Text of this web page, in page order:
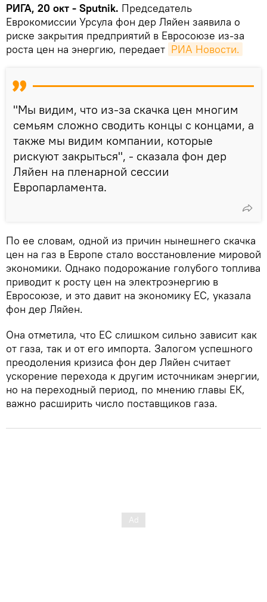
РИГА, 20 окт - Sputnik. Председатель
Еврокомиссии Урсула фон дер Ляйен заявила о
риске закрытия предприятий в Евросоюзе из-за
роста цен на энергию, передает РИА Новости.
"Мы видим, что из-за скачка цен многим
семьям сложно сводить концы с концами, а
также мы видим компании, которые
рискуют закрыться", - сказала фон дер
Ляйен на пленарной сессии
Европарламента.
По ее словам, одной из причин нынешнего скачка
цен на газ в Европе стало восстановление мировой
экономики. Однако подорожание голубого топлива
приводит к росту цен на электроэнергию в
Евросоюзе, и это давит на экономику ЕС, указала
фон дер Ляйен.
Она отметила, что ЕС слишком сильно зависит как
от газа, так и от его импорта. Залогом успешного
преодоления кризиса фон дер Ляйен считает
ускорение перехода к другим источникам энергии,
но на переходный период, по мнению главы ЕК,
важно расширить число поставщиков газа.